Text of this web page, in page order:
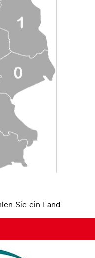
Sie ein Land